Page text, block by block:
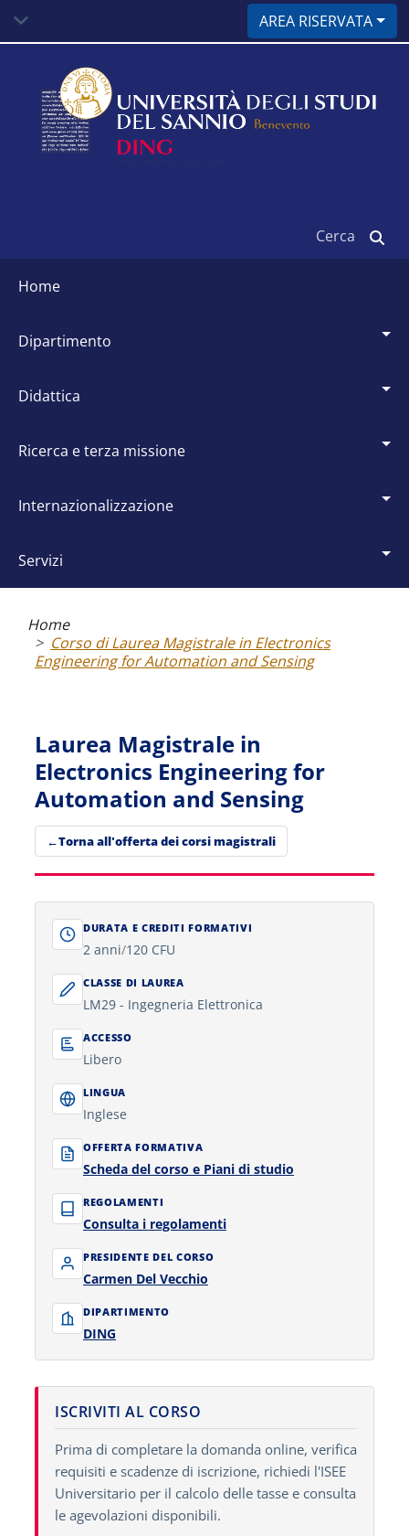
contenuto
AREA RISERVATA
dipartimentali
home
dipartimento
didattica
ricerca e terza missione
internazionalizzazione
servizi
pane
Home
Corso di Laurea Magistrale in Electronics
Engineering for Automation and Sensing
Laurea Magistrale in
Electronics Engineering for
Automation and Sensing
Torna all'offerta dei corsi magistrali
DURATA E CREDITI FORMATIVI
2 anni/120 CFU
CLASSE DI LAUREA
LM29 - Ingegneria Elettronica
ACCESSO
Libero
LINGUA
Inglese
OFFERTA FORMATIVA
Scheda del corso e Piani di studio
REGOLAMENTI
Consulta i regolamenti
PRESIDENTE DEL CORSO
Carmen Del Vecchio
DIPARTIMENTO
DING
ISCRIVITI AL CORSO
Prima di completare la domanda online, verifica
requisiti e scadenze di iscrizione, richiedi l'ISEE
Universitario per il calcolo delle tasse e consulta
le agevolazioni disponibili.